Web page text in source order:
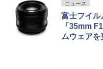
ニュース
富士フイル
「35mm
ムウェアを